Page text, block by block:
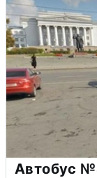
Автобус